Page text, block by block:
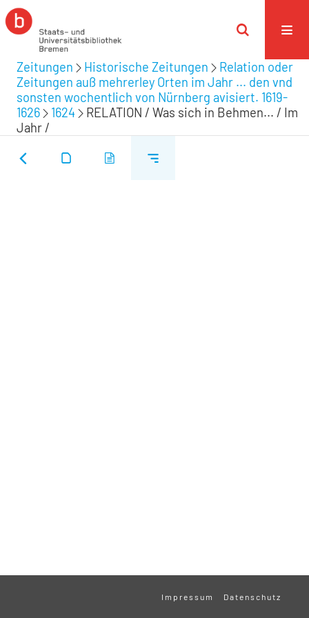
Zeitungen Historische Zeitungen
Relation oder
Zeitungen auß mehrerley Orten im Jahr ... den vnd
sonsten wochentlich von Nürnberg avisiert. 1619-
1626
1624
RELATION / Was sich in Behmen... / Im
Jahr /
Impressum Datenschutz